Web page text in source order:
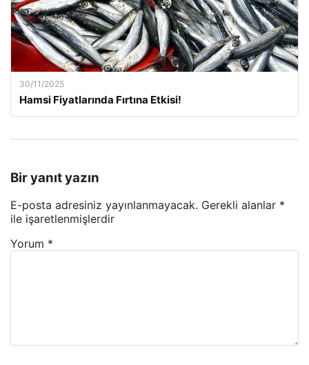
30/11/2025
Hamsi Fiyatlarında Fırtına Etkisi!
Bir yanıt yazın
E-posta adresiniz yayınlanmayacak. Gerekli alanlar *
ile işaretlenmişlerdir
Yorum *